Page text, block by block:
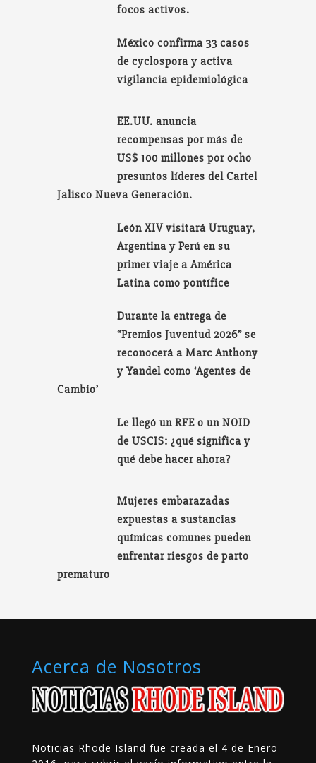
focos activos.
México confirma 33 casos
de cyclospora y activa
vigilancia epidemiológica
EE.UU. anuncia
recompensas por más de
US$ 100 millones por ocho
presuntos líderes del Cartel
Jalisco Nueva Generación.
León XIV visitará Uruguay,
Argentina y Perú en su
primer viaje a América
Latina como pontífice
Durante la entrega de
“Premios Juventud 2026” se
reconocerá a Marc Anthony
y Yandel como ‘Agentes de
Cambio’
Le llegó un RFE o un NOID
de USCIS: ¿qué significa y
qué debe hacer ahora?
Mujeres embarazadas
expuestas a sustancias
químicas comunes pueden
enfrentar riesgos de parto
prematuro
Acerca de Nosotros
Noticias Rhode Island fue creada el 4 de Enero